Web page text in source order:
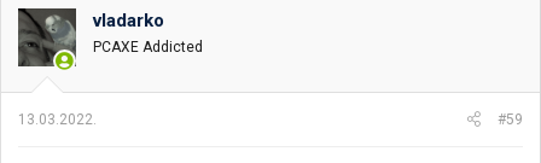
o
v
a
n
:
vladarko
PCAXE Addicted
13.03.2022. #59